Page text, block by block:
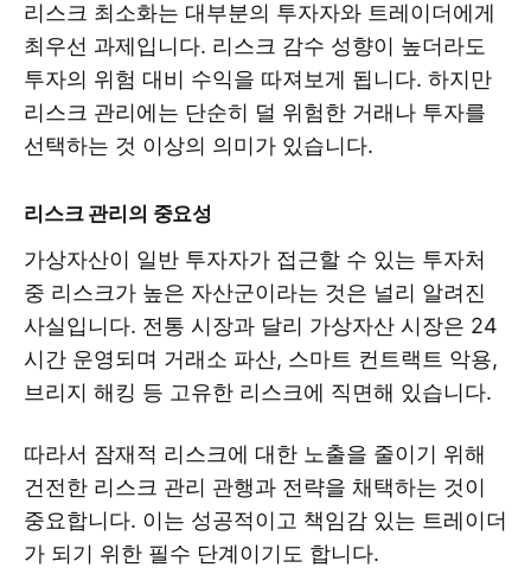
리스크 최소화는 대부분의 투자자와 트레이더에게
최우선 과제입니다. 리스크 감수 성향이 높더라도
투자의 위험 대비 수익을 따져보게 됩니다. 하지만
리스크 관리에는 단순히 덜 위험한 거래나 투자를
선택하는 것 이상의 의미가 있습니다.
리스크 관리의 중요성
가상자산이 일반 투자자가 접근할 수 있는 투자처
중 리스크가 높은 자산군이라는 것은 널리 알려진
사실입니다. 전통 시장과 달리 가상자산 시장은 24
시간 운영되며 거래소 파산, 스마트 컨트랙트 악용,
브리지 해킹 등 고유한 리스크에 직면해 있습니다.
따라서 잠재적 리스크에 대한 노출을 줄이기 위해
건전한 리스크 관리 관행과 전략을 채택하는 것이
중요합니다. 이는 성공적이고 책임감 있는 트레이더
가 되기 위한 필수 단계이기도 합니다.